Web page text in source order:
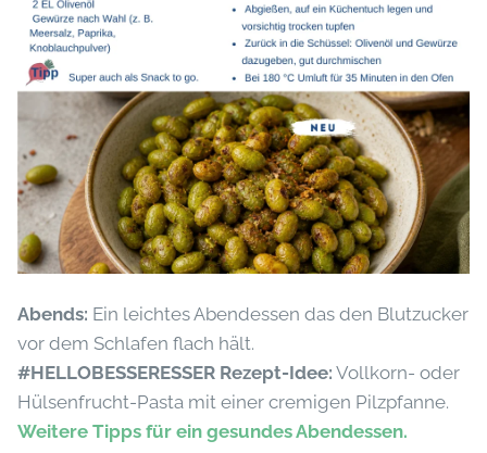
Abends: Ein leichtes Abendessen das den Blutzucker
vor dem Schlafen flach hält.
#HELLOBESSERESSER Rezept-Idee: Vollkorn- oder
Hülsenfrucht-Pasta mit einer cremigen Pilzpfanne.
Weitere Tipps für ein gesundes Abendessen.